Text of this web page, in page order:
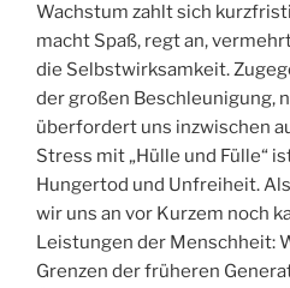
Wachstum zahlt sich
macht Spaß, regt an,
die Selbstwirksamkeit.
der großen Beschleunigung,
überfordert uns inzwischen
Stress mit „Hülle und Fülle“
Hungertod und Unfreiheit.
wir uns an vor Kurzem noch
Leistungen der Menschheit:
Grenzen der früheren